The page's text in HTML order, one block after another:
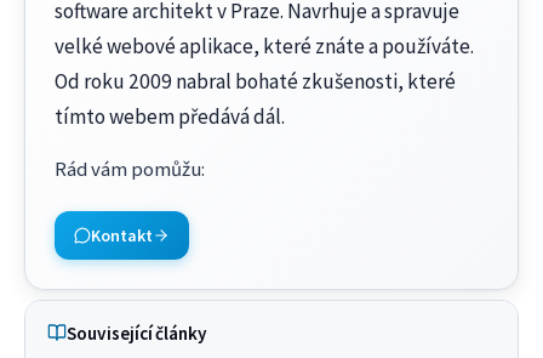
software architekt v Praze. Navrhuje a spravuje
velké webové aplikace, které znáte a používáte.
Od roku 2009 nabral bohaté zkušenosti, které
tímto webem předává dál.
Rád vám pomůžu:
Kontakt
Související články